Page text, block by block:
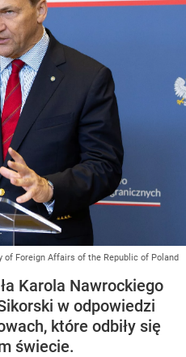
of Foreign Affairs of the Republic of Poland
Karola Nawrockiego
w odpowiedzi
które odbiły się
świecie.